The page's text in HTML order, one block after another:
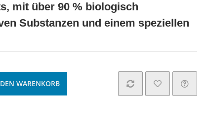
mit über 90 % biologisch
Substanzen und einem speziellen
WARENKORB